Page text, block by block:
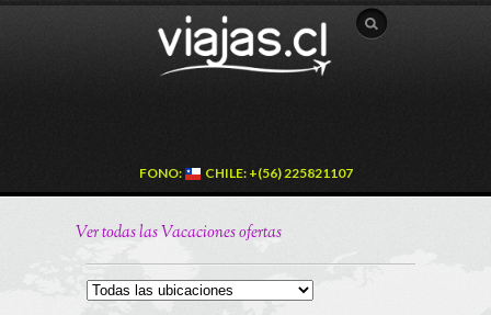
FONO: CHILE: +(56) 225821107
Ver todas las Vacaciones ofertas